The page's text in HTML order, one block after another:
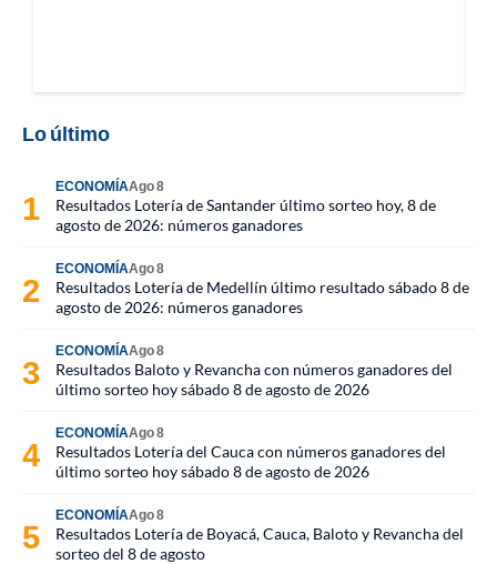
Lo último
ECONOMÍAAgo 8
Resultados Lotería de Santander último sorteo hoy, 8 de
agosto de 2026: números ganadores
ECONOMÍAAgo 8
Resultados Lotería de Medellín último resultado sábado 8 de
agosto de 2026: números ganadores
ECONOMÍAAgo 8
Resultados Baloto y Revancha con números ganadores del
último sorteo hoy sábado 8 de agosto de 2026
ECONOMÍAAgo 8
Resultados Lotería del Cauca con números ganadores del
último sorteo hoy sábado 8 de agosto de 2026
ECONOMÍAAgo 8
Resultados Lotería de Boyacá, Cauca, Baloto y Revancha del
sorteo del 8 de agosto